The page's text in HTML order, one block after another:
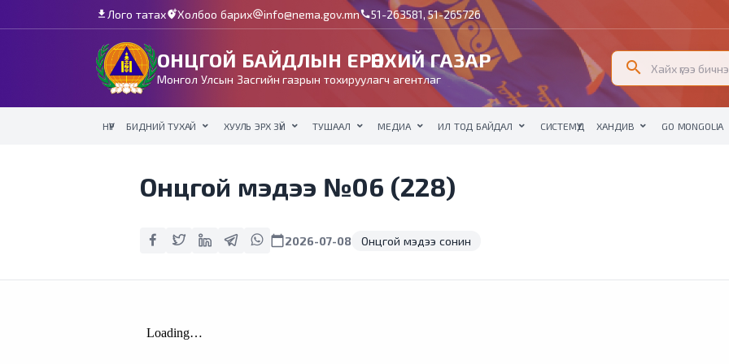
download Лого татахadd_location_altХолбоо барихalternate_emailinfo@nema.gov.mncall51-263581, 51-265726
ОНЦГОЙ БАЙДЛЫН ЕРӨНХИЙ ГАЗАР
Монгол Улсын Засгийн газрын тохируулагч агентлаг
search
НҮҮР БИДНИЙ ТУХАЙ ХУУЛЬ ЭРХ ЗҮЙ ТУШААЛ МЕДИА ИЛ ТОД БАЙДАЛ СИСТЕМҮҮД ХАНДИВ GO MONGOLIA
Онцгой мэдээ №06 (228)
calendar_today2026-07-08 Онцгой мэдээ сонин